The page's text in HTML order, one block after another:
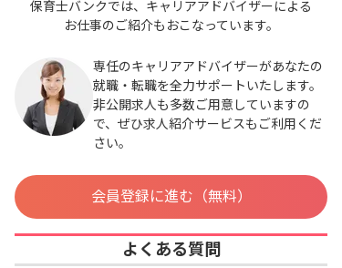
保育士バンクでは、キャリアアドバイザーによる
お仕事のご紹介もおこなっています。
専任のキャリアアドバイザーがあなたの
就職・転職を全力サポートいたします。
非公開求人も多数ご用意していますの
で、ぜひ求人紹介サービスもご利用くだ
さい。
会員登録に進む（無料）
よくある質問